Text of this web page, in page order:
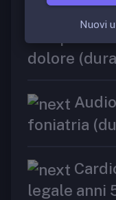
dolore
foniatria
legale anni
Nuovi